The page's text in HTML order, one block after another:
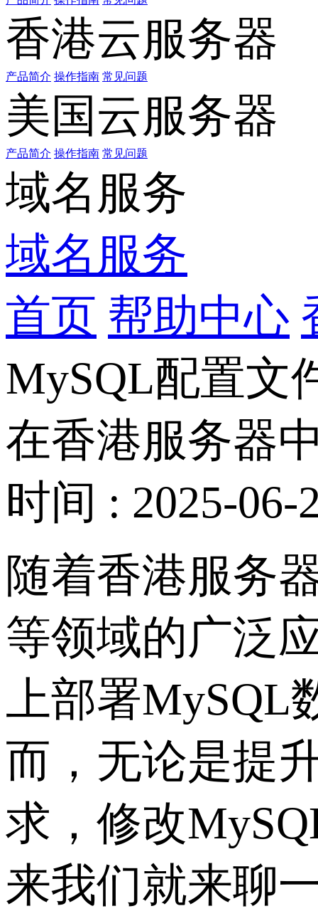
香港云服务器
产品简介 操作指南 常见问题
美国云服务器
产品简介 操作指南 常见问题
域名服务
域名服务
首页 帮助中心
MySQL配置文
在香港服务器
时间 : 2025-06-
随着香港服务
等领域的广泛
上部署MySQL
而，无论是提
求，修改
来我们就来聊